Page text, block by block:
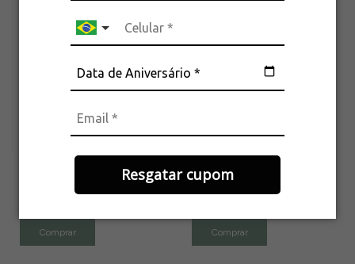
Resgatar cupom
Colar Ponto de Luz de Coracao
Brinco Mira Margarida Perola Mini
Zirconia Banho de Ouro 18k